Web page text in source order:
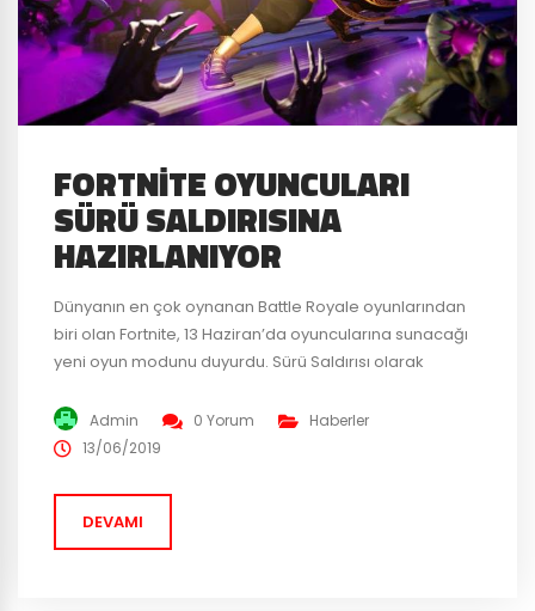
FORTNITE OYUNCULARI
SÜRÜ SALDIRISINA
HAZIRLANIYOR
Dünyanın en çok oynanan Battle Royale oyunlarından
biri olan Fortnite, 13 Haziran’da oyuncularına sunacağı
yeni oyun modunu duyurdu. Sürü Saldırısı olarak
sürülere karşı savaşarak, hayatta kalmaya
çalışacaksınız. Aşağıda güncelleme detaylarını
şimdi hiç olmadıkları kadar öfkeliler! Takım
arkadaşlarınızla omuz omuza savaşın,...
Admin 0 Yorum
Haberler
13/06/2019
DEVAMI